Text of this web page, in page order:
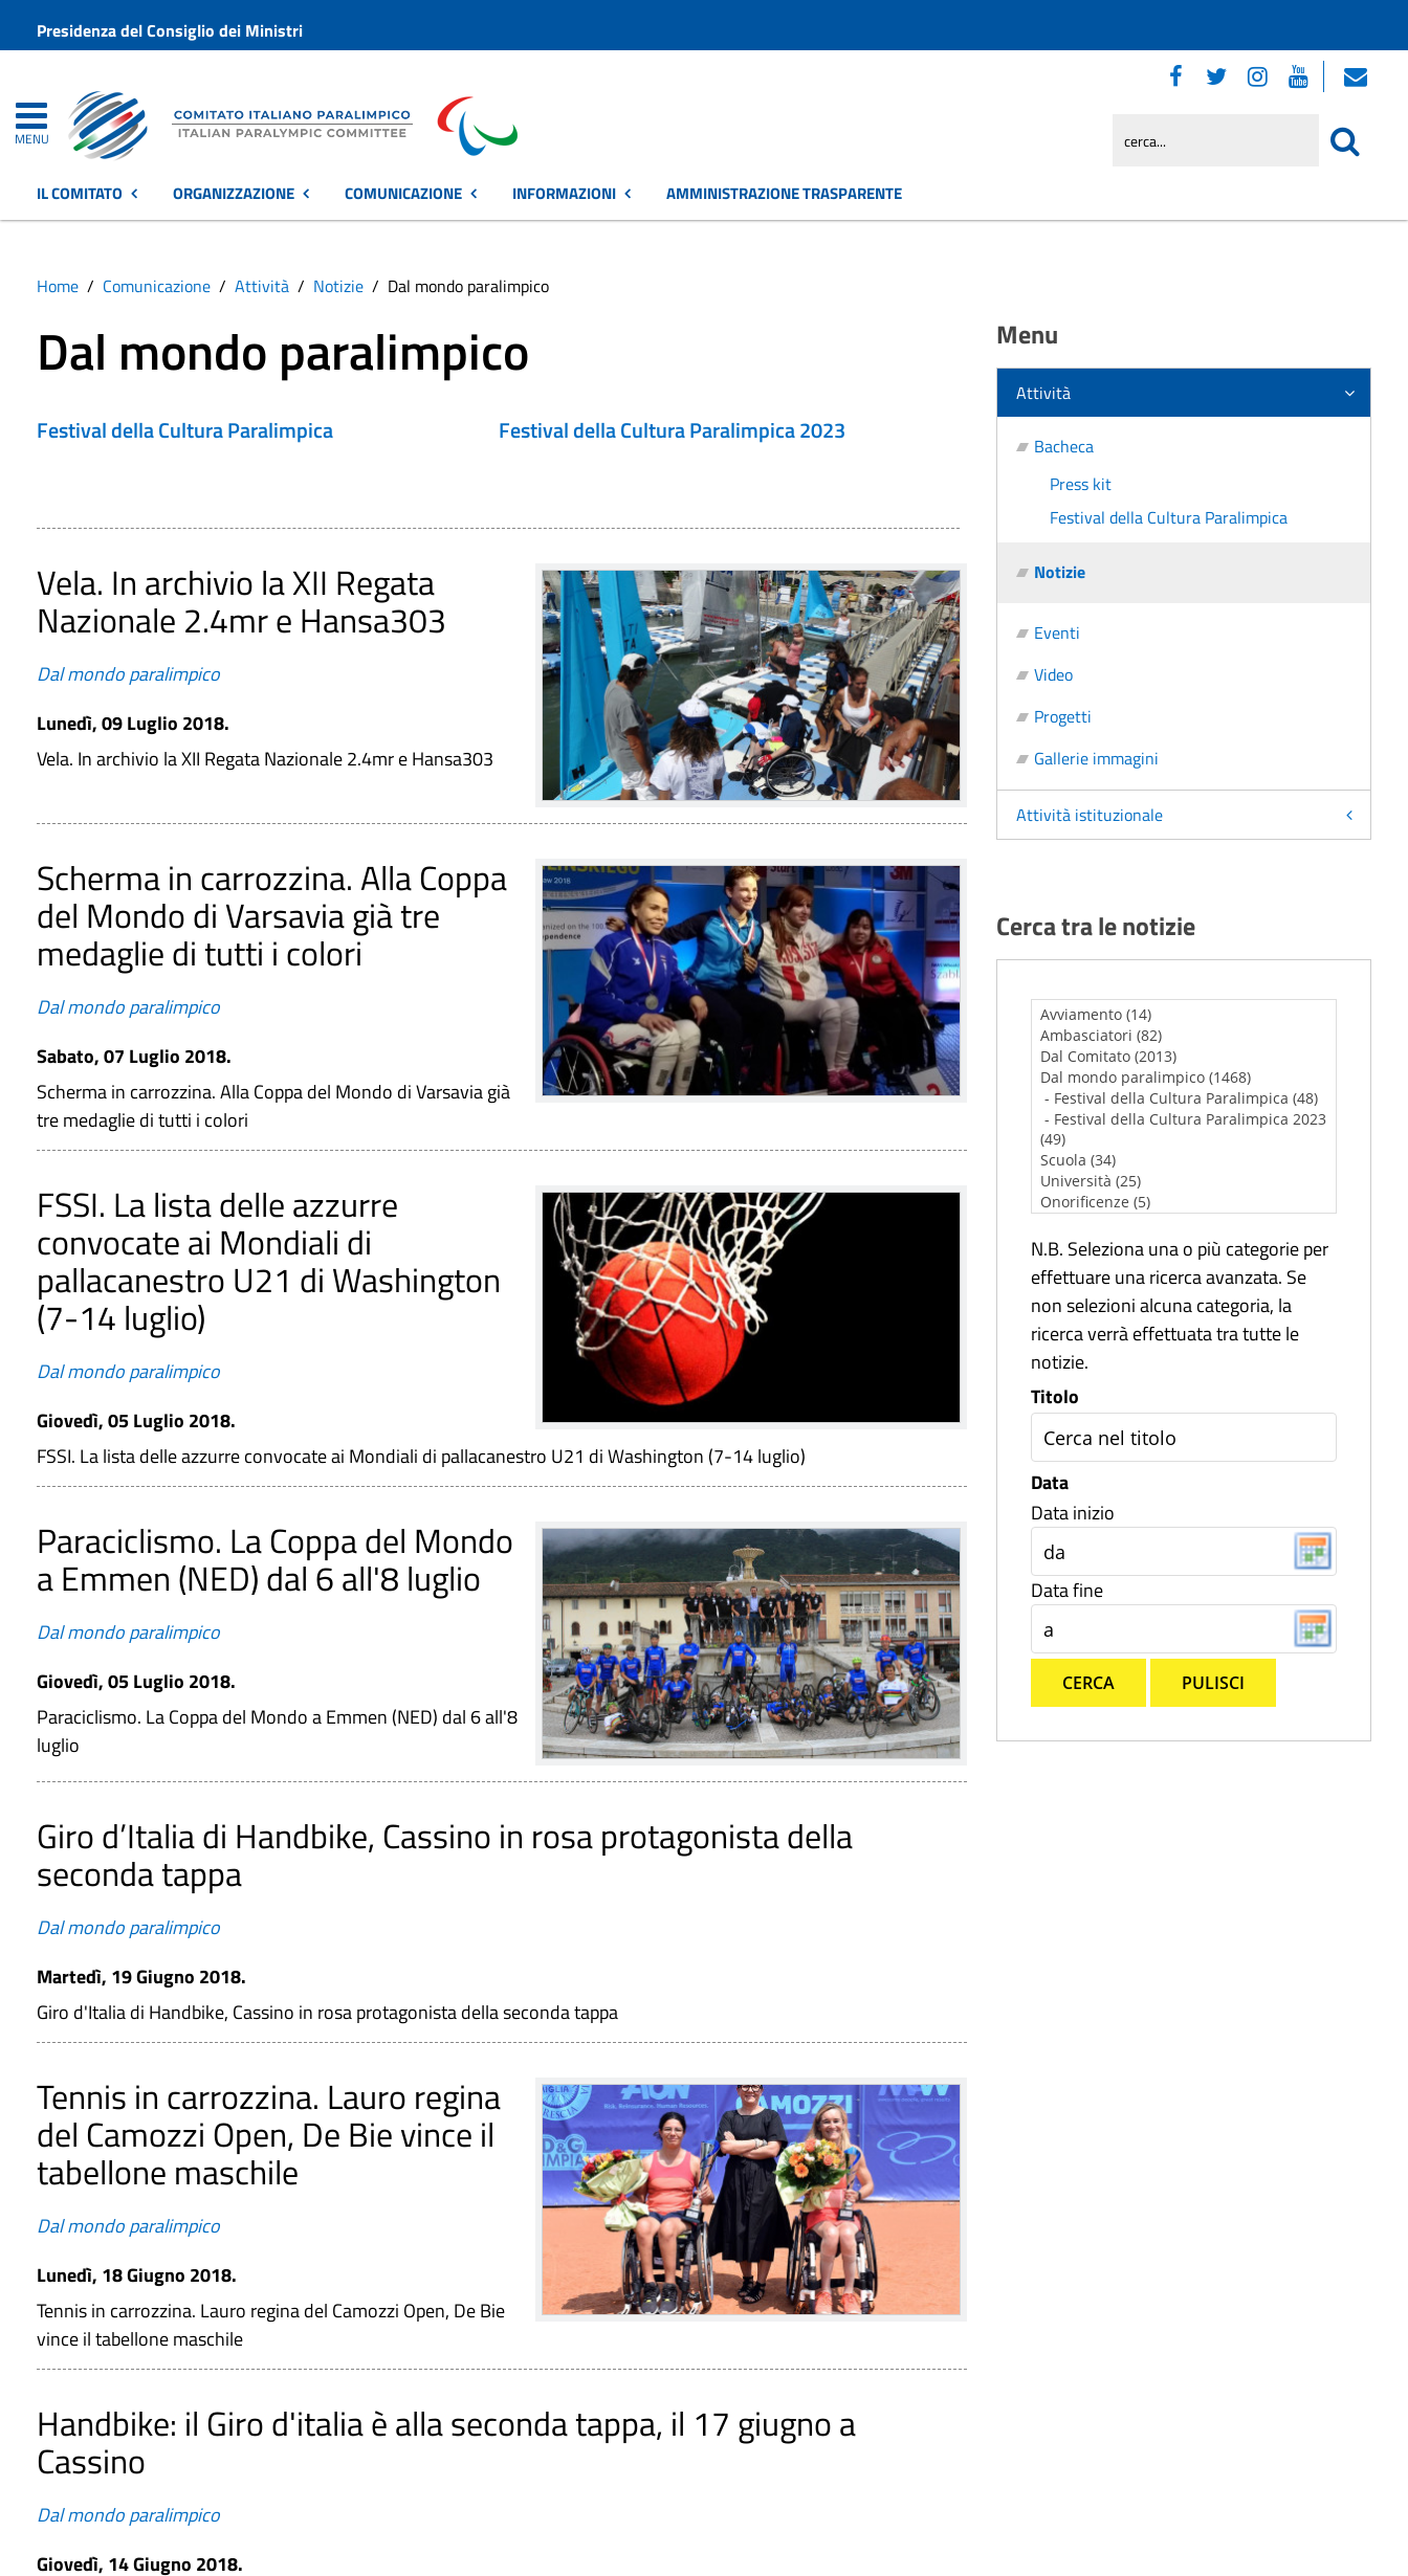
Presidenza del Consiglio dei Ministri
MENU
IL COMITATO ORGANIZZAZIONE COMUNICAZIONE INFORMAZIONI AMMINISTRAZIONE TRASPARENTE
Home Comunicazione Attività Notizie Dal mondo paralimpico
Dal mondo paralimpico
Festival della Cultura Paralimpica Festival della Cultura Paralimpica 2023
Vela. In archivio la XII Regata
Nazionale 2.4mr e Hansa303
Dal mondo paralimpico
Lunedì, 09 Luglio 2018.
Vela. In archivio la XII Regata Nazionale 2.4mr e Hansa303
Scherma in carrozzina. Alla Coppa
del Mondo di Varsavia già tre
medaglie di tutti i colori
Dal mondo paralimpico
Sabato, 07 Luglio 2018.
Scherma in carrozzina. Alla Coppa del Mondo di Varsavia già
tre medaglie di tutti i colori
FSSI. La lista delle azzurre
convocate ai Mondiali di
pallacanestro U21 di Washington
(7-14 luglio)
Dal mondo paralimpico
Giovedì, 05 Luglio 2018.
FSSI. La lista delle azzurre convocate ai Mondiali di pallacanestro U21 di Washington (7-14 luglio)
Paraciclismo. La Coppa del Mondo
a Emmen (NED) dal 6 all'8 luglio
Dal mondo paralimpico
Giovedì, 05 Luglio 2018.
Paraciclismo. La Coppa del Mondo a Emmen (NED) dal 6 all'8
luglio
Giro d’Italia di Handbike, Cassino in rosa protagonista della
seconda tappa
Dal mondo paralimpico
Martedì, 19 Giugno 2018.
Giro d'Italia di Handbike, Cassino in rosa protagonista della seconda tappa
Tennis in carrozzina. Lauro regina
del Camozzi Open, De Bie vince il
tabellone maschile
Dal mondo paralimpico
Lunedì, 18 Giugno 2018.
Tennis in carrozzina. Lauro regina del Camozzi Open, De Bie
vince il tabellone maschile
Handbike: il Giro d'italia è alla seconda tappa, il 17 giugno a
Cassino
Dal mondo paralimpico
Giovedì, 14 Giugno 2018.
Menu
Attività
Bacheca
Press kit
Festival della Cultura Paralimpica
Notizie
Eventi
Video
Progetti
Gallerie immagini
Attività istituzionale
Cerca tra le notizie
N.B. Seleziona una o più categorie per
effettuare una ricerca avanzata. Se
non selezioni alcuna categoria, la
ricerca verrà effettuata tra tutte le
notizie.
Titolo
Data
Data inizio
Data fine
CERCA PULISCI